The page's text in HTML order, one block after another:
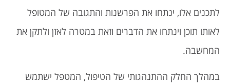
לתכנים אלו, ינתחו את הפרשנות והתגובה של המטופל
לאותו תוכן וינתחו את הדברים וזאת במטרה לאזן ולתקן את
המחשבה.
במהלך החלק ההתנהגותי של הטיפול, המטפל ישתמש